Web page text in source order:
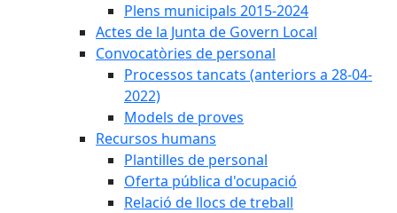
Plens municipals 2015-2024
Actes de la Junta de Govern Local
Convocatòries de personal
Processos tancats (anteriors a 28-04-
2022)
Models de proves
Recursos humans
Plantilles de personal
Oferta pública d'ocupació
Relació de llocs de treball